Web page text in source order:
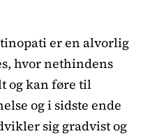
er en alvorlig
hvor nethindens
og kan føre til
og i sidste ende
sig gradvist og